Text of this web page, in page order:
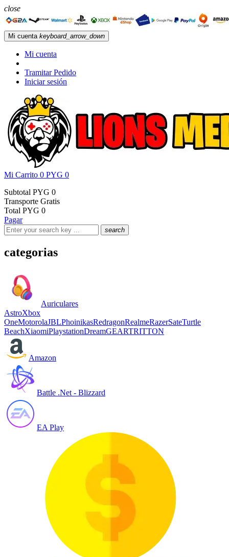
close
Mi cuenta keyboard_arrow_down
Mi cuenta
Tramitar Pedido
Iniciar sesión
Mi Carrito 0 PYG 0
Subtotal PYG 0
Transporte Gratis
Total PYG 0
Pagar
search
categorias
Auriculares
AstroXbox
OneMotorolaJBLPhoinikasRedragonRealmeRazerSateTurtle
BeachXiaomiPlaystationDreamGEARTRITTON
Amazon
Battle .Net - Blizzard
EA Play